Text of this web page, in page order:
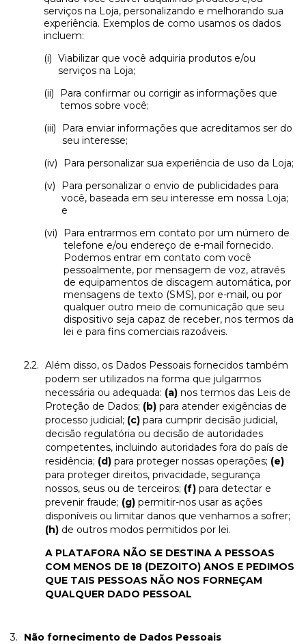
serviços na Loja, personalizando e melhorando sua
experiência. Exemplos de como usamos os dados
incluem:
Viabilizar que você adquiria produtos e/ou
serviços na Loja;
Para confirmar ou corrigir as informações que
temos sobre você;
Para enviar informações que acreditamos ser do
seu interesse;
Para personalizar sua experiência de uso da Loja;
Para personalizar o envio de publicidades para
você, baseada em seu interesse em nossa Loja;
e
Para entrarmos em contato por um número de
telefone e/ou endereço de e-mail fornecido.
Podemos entrar em contato com você
pessoalmente, por mensagem de voz, através
de equipamentos de discagem automática, por
mensagens de texto (SMS), por e-mail, ou por
qualquer outro meio de comunicação que seu
dispositivo seja capaz de receber, nos termos da
lei e para fins comerciais razoáveis.
Além disso, os Dados Pessoais fornecidos também
podem ser utilizados na forma que julgarmos
necessária ou adequada: (a) nos termos das Leis de
Proteção de Dados; (b) para atender exigências de
processo judicial; (c) para cumprir decisão judicial,
decisão regulatória ou decisão de autoridades
competentes, incluindo autoridades fora do país de
residência; (d) para proteger nossas operações; (e)
para proteger direitos, privacidade, segurança
nossos, seus ou de terceiros; (f) para detectar e
prevenir fraude; (g) permitir-nos usar as ações
disponíveis ou limitar danos que venhamos a sofrer;
(h) de outros modos permitidos por lei.
A PLATAFORA NÃO SE DESTINA A PESSOAS
COM MENOS DE 18 (DEZOITO) ANOS E PEDIMOS
QUE TAIS PESSOAS NÃO NOS FORNEÇAM
QUALQUER DADO PESSOAL
Não fornecimento de Dados Pessoais